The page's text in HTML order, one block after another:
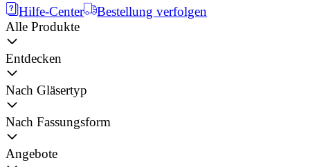
Hilfe-Center
Bestellung verfolgen
Alle Produkte
Entdecken
Nach Gläsertyp
Nach Fassungsform
Angebote